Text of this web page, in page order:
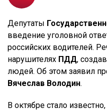
Депутаты
введение уголовной
российских водителей.
нарушителях ПДД,
людей. Об этом заявил
Вячеслав Володин.
В октябре стало